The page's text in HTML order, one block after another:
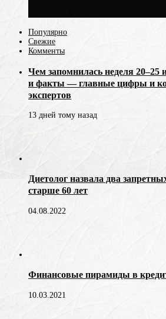
Популярно
Свежие
Комменты
Чем запомнилась неделя
и факты — главные цифры и
экспертов
13 дней тому назад
Диетолог назвала два
старше 60 лет
04.08.2022
Финансовые пирамиды в
10.03.2021